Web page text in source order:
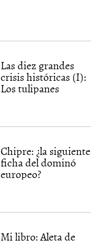
Las diez grandes
crisis históricas (I):
Los tulipanes
Chipre: ¿la siguiente
ficha del dominó
europeo?
Mi libro: Aleta de